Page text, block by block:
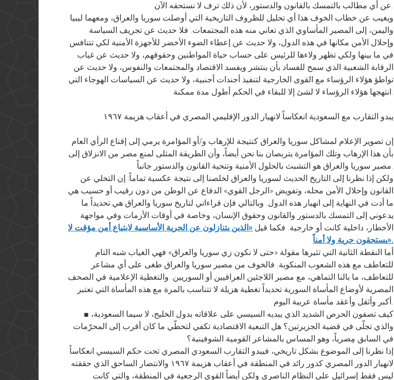
عن أي مطالب بالتمسك بالقانون والدستور، لأن ذلك ترف لا نستحقه الآن.
ويغيب عن خطاب الخوف هذا أي تحليل للظروف التاريخية التي أوصلت سوريا والعراق، ومعهما ليبيا
واليمن، إلى المصير المأساوي الذي تعاني منه هذه المجتمعات. فلا حديث عن تجريف السياسة
وإحلال الأمن مكانها في هذه الدول، ولا حديث عن إعطاء الضوء الأخضر للأجهزة الأمنية لكي تتنافس
في ما بينها ولكي تظهر ولاءها للرئيس على حساب حياة المواطنين وحقوقهم، ولا حديث عن غياب
الرقابة الشعبية الذي سمح للفساد بأن ينتشر ويفسد الاقتصاد والمجتمعات والنفوس، ولا حديث عن
تواطؤ هؤلاء الرؤساء مع القوى الخارجية لتنفيذ أجندات أجنبية، ولا حديث عن السياسات الهوجاء التي
انتهجها هؤلاء الرؤساء لا لشئ إلا للبقاء في الحكم أطول مدة ممكنة.
يبدو التقارب مع السعودية انعكاساً لانهيار الدور الإقليمي المصري في أعقاب هزيمة ١٩٦٧
إن تصوير الإعلام لمشاكل سوريا والعراق كنتيجة للإرهاب و/أو المؤامرة يرمي إلى إقناع الرأي العام
بأن هذا الإرهاب وتلك المؤامرة يتربصان بنا نحن أيضاً، وأن الطريقة المثلى لمنع مصر من الانزلاق إلى
مصير سوريا والعراق هو التشبث بالحلول الأمنية وتنحية القانون والدستور جانباً.
ولكن إذا نظرنا إلى التاريخ الحديث لسوريا والعراق لخلصنا إلى نتيجة عكسية تماماً: إن التخلي عن
القانون وإحلال الأمن محله، وتفويض «الرجل القوي» الدفاع عن الوطن من دون رقيب أو حسيب هي
ما أدت في النهاية إلى انهيار هذه الدول. وبالتالي فإن قراءاتي لتاريخ سوريا والعراق هي تحديداً ما
يدعوني إلى التمسك بالدستور والقانون وحقوق الإنسان، وخاصة في أوقات الأزمات وفي مواجهة
الأخطار، داخلية كانت أو خارجية. فكما قيل «الذين يتنازلون عن الحرية الأساسية لابتياع أمن مؤقت لا
يستحقون حرية ولا أمناً».
أما النقطة الثانية التي تثيرها مقولة «حتى لا نكون زي سوريا والعراق» فهي الغياب شبه التام
للتعاطف مع هذه الشعوب المنكوبة. فالخوف من مصير سوريا والعراق طغى على أي مشاعر
للتعاطف، ما بالنا التماهي، مع مصير اللاجئين العراقيين أو السوريين. والتغطية الإعلامية في الصحف
المصرية لأوضاع المأساة السورية تحديداً تغطية هزيلة لا تتناسب بالمرة مع هذه المأساة التي تعتبر
أكبر وأثقل وأعقد مأساة عربية اليوم.
■ كيف تصفون الحرص الشديد الذي يبديه السيسي على علاقاته بدول الخليج، لا سيما السعودية،
والذي تجلّى في قضية الجزيرتين؟ هل التبعية الاقتصادية تكفي لتخطّي ما كان أقرب إلى المحرّمات
في السابق مِصرياً، وهو المساس بالمشاعر القومية الشوفينية؟
إذا نظرنا إلى الموضوع بشكل تاريخي، فيبدو التقارب السعودي المصري تحت حكم السيسي انعكاساً
لانهيار الدور المصري كدور رائد في المنطقة في أعقاب هزيمة ١٩٦٧ والانتصار الساحق الذي حققته
ليس فقط إسرائيل على النظام الناصري ولكن أيضاً القوى الرجعية في المنطقة، والتي كانت